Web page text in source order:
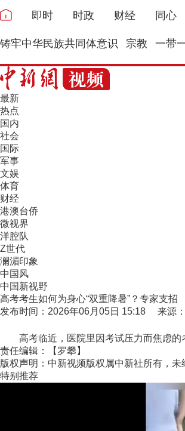
即时 时政 财经 同心
铸牢中华民族共同体意识 宗教 一带
最新
热点
国内
社会
国际
军事
文娱
体育
财经
港澳台侨
微视界
洋腔队
Z世代
澜湄印象
中国风
中国新视野
高考考生如何为身心“双重降暑”？专家支招
发布时间：2026年06月05日 15:18 来源
高考临近，医院里因考试压力而焦虑的考
责任编辑：【罗攀】
版权声明：中新视频版权属中新社所有，
特别推荐